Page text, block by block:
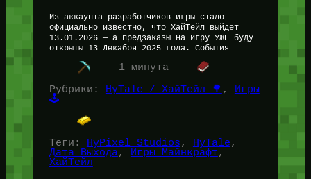
Из аккаунта разработчиков игры стало
официально известно, что ХайТейл выйдет
13.01.2026 — а предзаказы на игру УЖЕ будут
открыты 13 Декабря 2025 года. События
принимают просто молниеносную скорость —
кажется,…
1 минута
Рубрики: HyTale / ХайТейл 🌳 , Игры
🕹️
Теги: HyPixel Studios, HyTale
Дата Выхода, Игры Майнкрафт
ХайТейл